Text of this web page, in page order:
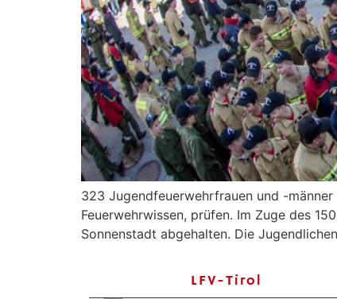
323 Jugendfeuerwehrfrauen und -
Feuerwehrwissen, prüfen. Im Zuge des
Sonnenstadt abgehalten. Die
LFV-Tirol